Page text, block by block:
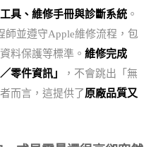
具、維修手冊與診斷系統 。
師並遵守Apple維修流程，包
料保護等標準。維修完成
零件資訊」
，不會跳出「無
而言，這提供了原廠品質又